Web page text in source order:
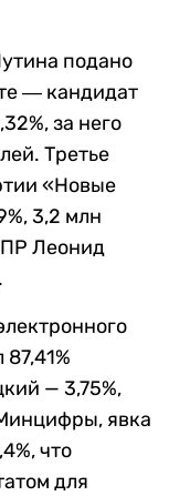
подано
― кандидат
за него
Третье
«Новые
3,2 млн
Леонид
— 3,75%,
явка
что
для